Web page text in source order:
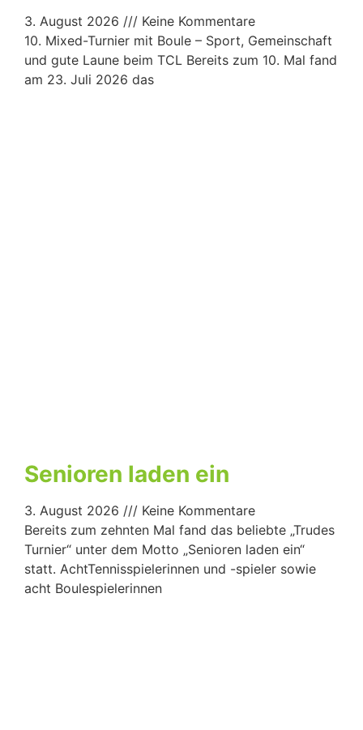
3. August 2026
Keine Kommentare
10. Mixed-Turnier mit Boule – Sport, Gemeinschaft
und gute Laune beim TCL Bereits zum 10. Mal fand
am 23. Juli 2026 das
Senioren laden ein
3. August 2026
Keine Kommentare
Bereits zum zehnten Mal fand das beliebte „Trudes
Turnier“ unter dem Motto „Senioren laden ein“
statt. AchtTennisspielerinnen und -spieler sowie
acht Boulespielerinnen